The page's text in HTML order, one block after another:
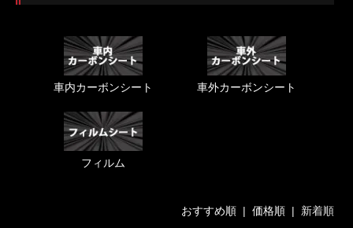
車内カーボンシート 車外カーボンシート
フィルム
おすすめ順| 価格順| 新着順